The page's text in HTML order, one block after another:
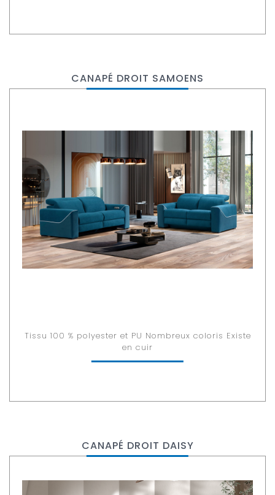
CANAPÉ DROIT SAMOENS
Tissu 100 % polyester et PU Nombreux coloris Existe
en cuir
CANAPÉ DROIT DAISY